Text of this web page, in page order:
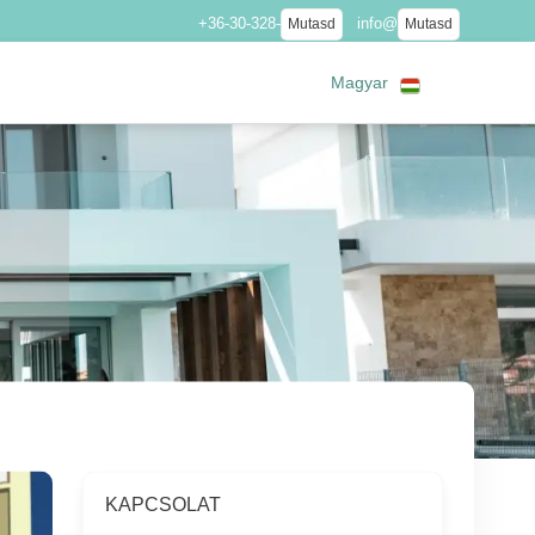
+36-30-328- Mutasd info@ Mutasd
Magyar
KAPCSOLAT